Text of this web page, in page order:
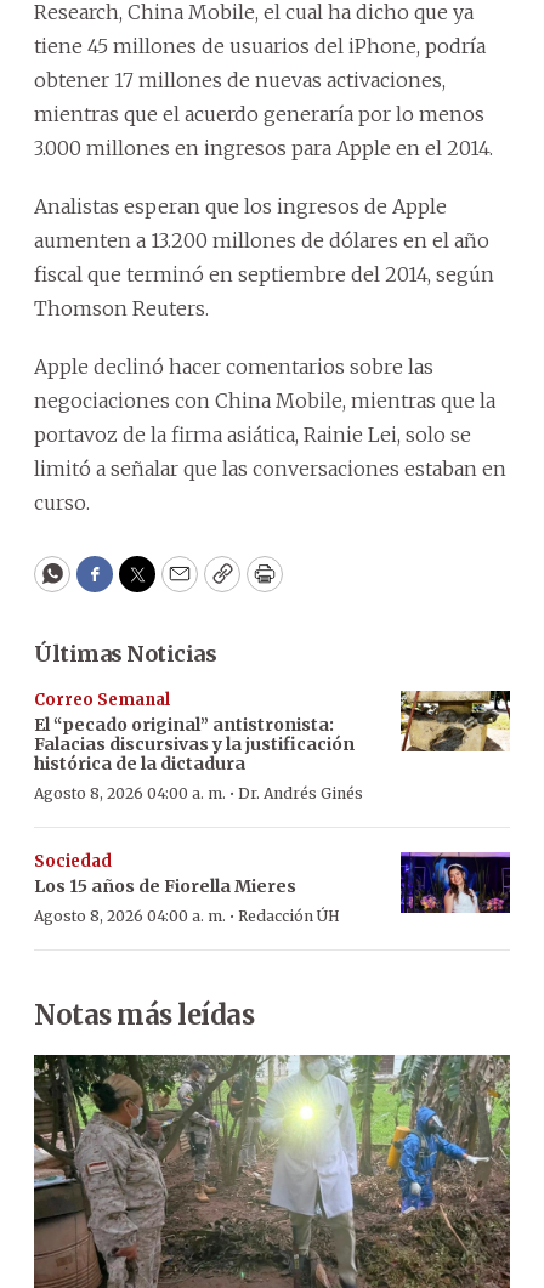
Research, China Mobile, el cual ha dicho que ya
tiene 45 millones de usuarios del iPhone, podría
obtener 17 millones de nuevas activaciones,
mientras que el acuerdo generaría por lo menos
3.000 millones en ingresos para Apple en el 2014.
Analistas esperan que los ingresos de Apple
aumenten a 13.200 millones de dólares en el año
fiscal que terminó en septiembre del 2014, según
Thomson Reuters.
Apple declinó hacer comentarios sobre las
negociaciones con China Mobile, mientras que la
portavoz de la firma asiática, Rainie Lei, solo se
limitó a señalar que las conversaciones estaban en
curso.
WhatsApp
Facebook
Twitter
EmailCopyPrint
Últimas Noticias
Correo Semanal
El “pecado original” antistronista:
Falacias discursivas y la justificación
histórica de la dictadura
Agosto 8, 2026 04:00 a. m. · Dr. Andrés Ginés
Sociedad
Los 15 años de Fiorella Mieres
Agosto 8, 2026 04:00 a. m. · Redacción ÚH
Notas más leídas